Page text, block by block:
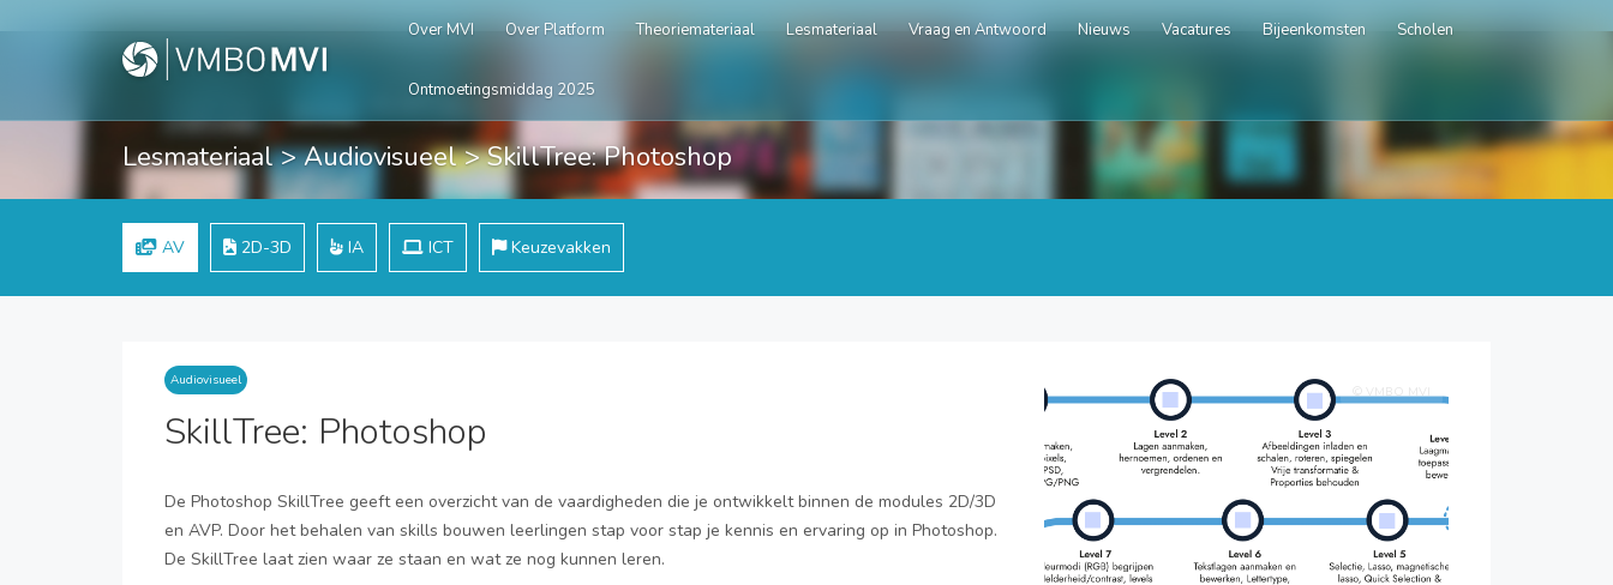
Over MVI Over Platform Theoriemateriaal Lesmateriaal Vraag en Antwoord Nieuws Vacatures Bijeenkomsten Scholen
Ontmoetingsmiddag 2025
Lesmateriaal>Audiovisueel> SkillTree: Photoshop
AV 2D-3D IA ICT Keuzevakken
Audiovisueel
SkillTree: Photoshop
De Photoshop SkillTree geeft een overzicht van de vaardigheden die je ontwikkelt binnen de modules 2D/3D
en AVP. Door het behalen van skills bouwen leerlingen stap voor stap je kennis en ervaring op in Photoshop.
De SkillTree laat zien waar ze staan en wat ze nog kunnen leren.
© VMBO MVI